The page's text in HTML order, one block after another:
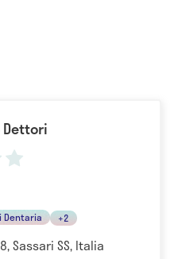
Dettori
Dentaria +2
Sassari SS, Italia